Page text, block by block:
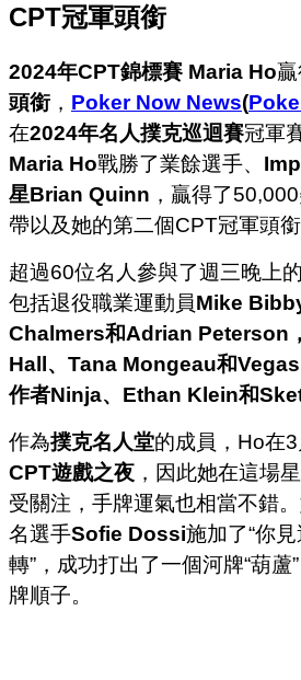
CPT冠軍頭銜
2024年CPT錦標賽 Maria Ho
頭銜 ， Poker Now News(
在2024年名人撲克巡迴賽冠軍
Maria Ho戰勝了業餘選手、
星Brian Quinn ，贏得了
帶以及她的第二個CPT冠軍頭銜
超過60位名人參與了週三晚上
包括退役職業運動員Mike
Chalmers和Adrian Peterson
Hall、Tana Mongeau和
作者Ninja、Ethan Klein和
作為撲克名人堂的成員，Ho在
CPT遊戲之夜 ，因此她在這場
受關注，手牌運氣也相當不錯
名選手Sofie Dossi施加了“你
轉”，成功打出了一個河牌“葫
牌順子。